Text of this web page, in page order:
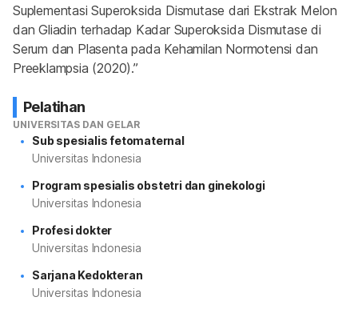
Suplementasi Superoksida Dismutase dari Ekstrak Melon
dan Gliadin terhadap Kadar Superoksida Dismutase di
Serum dan Plasenta pada Kehamilan Normotensi dan
Preeklampsia (2020).”
Pelatihan
UNIVERSITAS DAN GELAR
Sub spesialis fetomaternal
Universitas Indonesia
Program spesialis obstetri dan ginekologi
Universitas Indonesia
Profesi dokter
Universitas Indonesia
Sarjana Kedokteran
Universitas Indonesia